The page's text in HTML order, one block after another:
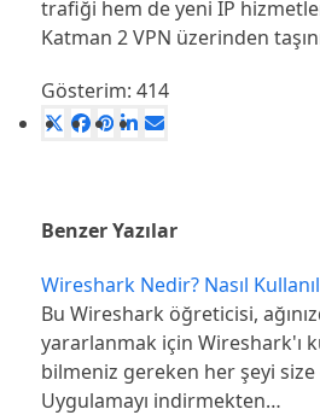
trafiği hem de yeni IP
Katman 2 VPN üzerinden
Gösterim: 414
Benzer Yazılar
Wireshark Nedir? Nasıl
Bu Wireshark öğreticisi,
yararlanmak için Wireshark'ı
bilmeniz gereken her şeyi
Uygulamayı indirmekten…